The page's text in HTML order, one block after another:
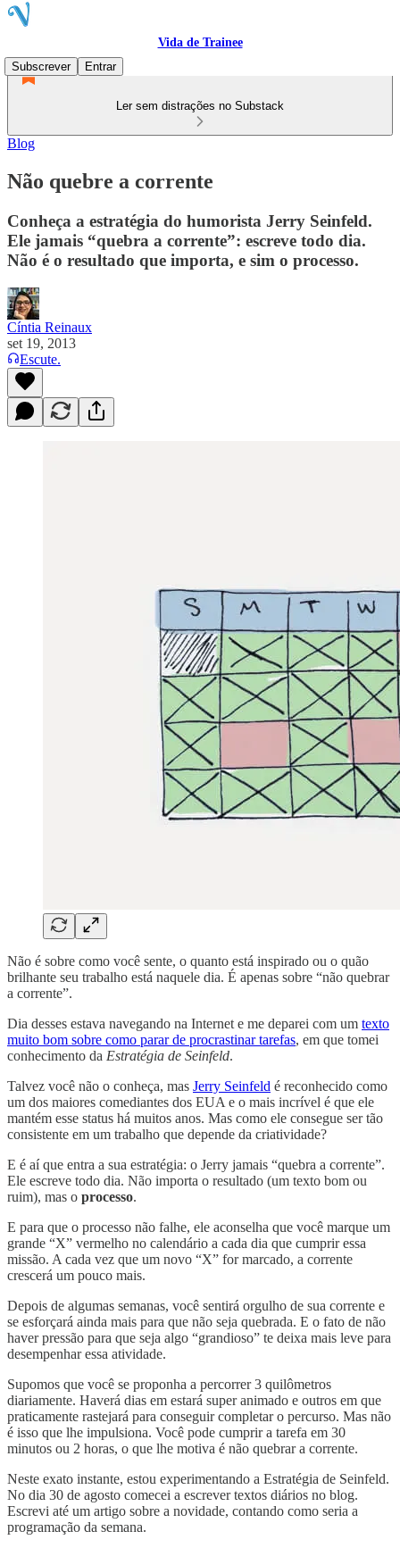
Vida de Trainee
Subscrever
Entrar
Ler sem distrações no Substack
Blog
Não quebre a corrente
Conheça a estratégia do humorista Jerry Seinfeld.
Ele jamais “quebra a corrente”: escreve todo dia.
Não é o resultado que importa, e sim o processo.
Cíntia Reinaux
set 19, 2013
Escute.
Não é sobre como você sente, o quanto está inspirado ou o quão
brilhante seu trabalho está naquele dia. É apenas sobre “não quebrar
a corrente”.
Dia desses estava navegando na Internet e me deparei com um texto
muito bom sobre como parar de procrastinar tarefas, em que tomei
conhecimento da Estratégia de Seinfeld.
Talvez você não o conheça, mas Jerry Seinfeld é reconhecido como
um dos maiores comediantes dos EUA e o mais incrível é que ele
mantém esse status há muitos anos. Mas como ele consegue ser tão
consistente em um trabalho que depende da criatividade?
E é aí que entra a sua estratégia: o Jerry jamais “quebra a corrente”.
Ele escreve todo dia. Não importa o resultado (um texto bom ou
ruim), mas o processo.
E para que o processo não falhe, ele aconselha que você marque um
grande “X” vermelho no calendário a cada dia que cumprir essa
missão. A cada vez que um novo “X” for marcado, a corrente
crescerá um pouco mais.
Depois de algumas semanas, você sentirá orgulho de sua corrente e
se esforçará ainda mais para que não seja quebrada. E o fato de não
haver pressão para que seja algo “grandioso” te deixa mais leve para
desempenhar essa atividade.
Supomos que você se proponha a percorrer 3 quilômetros
diariamente. Haverá dias em estará super animado e outros em que
praticamente rastejará para conseguir completar o percurso. Mas não
é isso que lhe impulsiona. Você pode cumprir a tarefa em 30
minutos ou 2 horas, o que lhe motiva é não quebrar a corrente.
Neste exato instante, estou experimentando a Estratégia de Seinfeld.
No dia 30 de agosto comecei a escrever textos diários no blog.
Escrevi até um artigo sobre a novidade, contando como seria a
programação da semana.